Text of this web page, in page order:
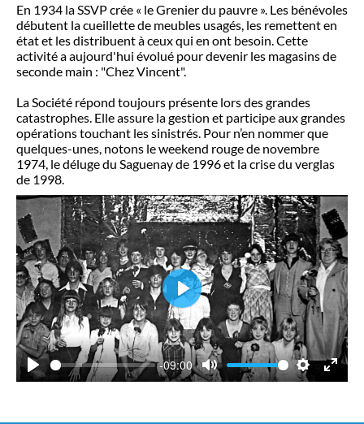
En 1934 la SSVP crée « le Grenier du pauvre ». Les bénévoles
débutent la cueillette de meubles usagés, les remettent en
état et les distribuent à ceux qui en ont besoin. Cette
activité a aujourd'hui évolué pour devenir les magasins de
seconde main : "Chez Vincent".
La Société répond toujours présente lors des grandes
catastrophes. Elle assure la gestion et participe aux grandes
opérations touchant les sinistrés. Pour n’en nommer que
quelques-unes, notons le weekend rouge de novembre
1974, le déluge du Saguenay de 1996 et la crise du verglas
de 1998.
Play
-09:00
Mute Settings
Play